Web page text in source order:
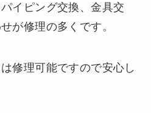
イピング交換、金具交
が修理の多くです。
修理可能ですので安心し